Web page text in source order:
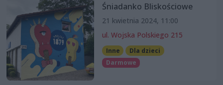
Śniadanko Bliskościowe
21 kwietnia 2024, 11:00
ul. Wojska Polskiego 215
Inne
Dla dzieci
Darmowe